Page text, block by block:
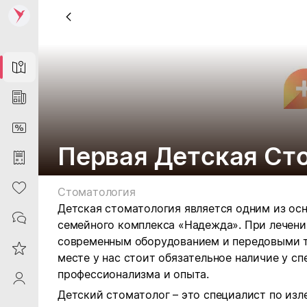
Map
News
DiscountCard
Purchases
Heart
Contacts
Reviews
ProfileSaby
Первая Детская
Стоматология
Детская стоматология является одним из
семейного комплекса «Надежда». При
современным оборудованием и передовыми
месте у нас стоит обязательное наличие у
профессионализма и опыта.
Детский стоматолог – это специалист по